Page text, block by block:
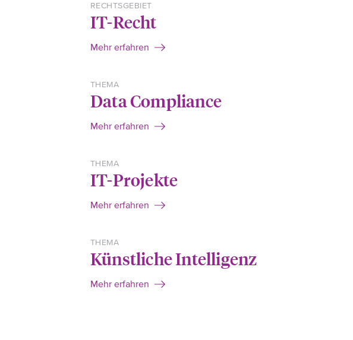
RECHTSGEBIET
IT-Recht
Mehr erfahren
THEMA
Data Compliance
Mehr erfahren
THEMA
IT-Projekte
Mehr erfahren
THEMA
Künstliche Intelligenz
Mehr erfahren